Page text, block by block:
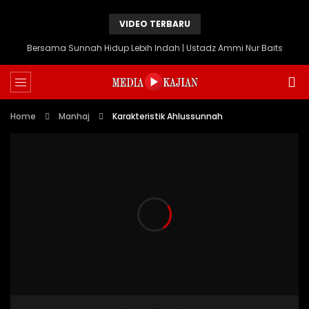
VIDEO TERBARU
Bersama Sunnah Hidup Lebih Indah | Ustadz Ammi Nur Baits
Home Manhaj Karakteristik Ahlussunnah